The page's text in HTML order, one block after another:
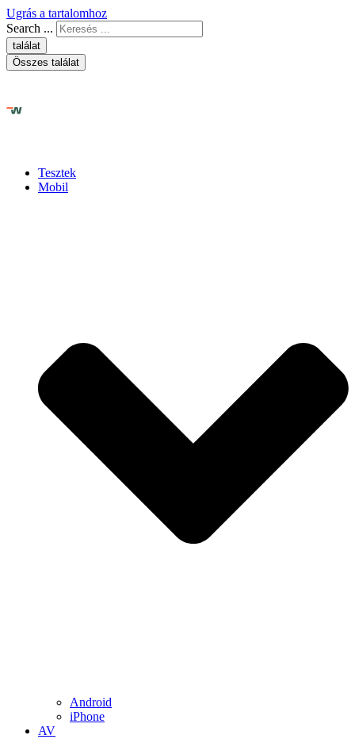
Ugrás a tartalomhoz
Search ...
találat
Összes találat
Tesztek
Mobil
Android
iPhone
AV